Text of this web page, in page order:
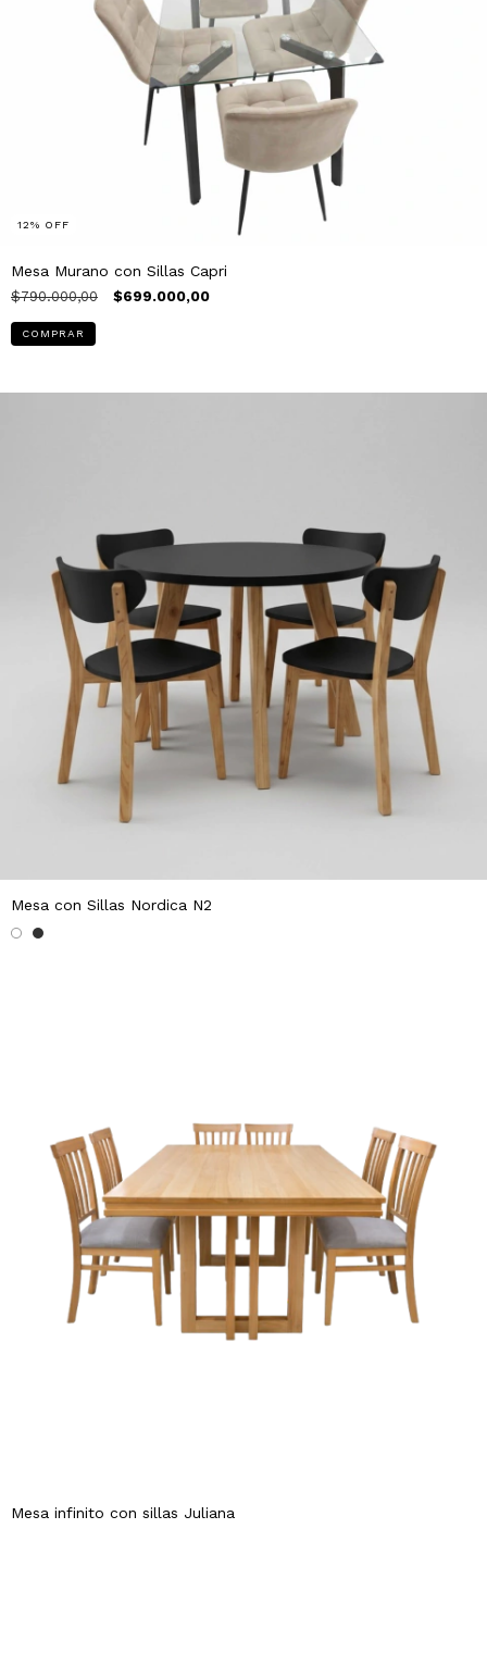
12% OFF
Mesa Murano con Sillas Capri
$790.000,00 $699.000,00
Mesa con Sillas Nordica N2
Mesa infinito con sillas Juliana